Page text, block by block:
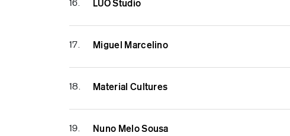
16. LUO Studio
17. Miguel Marcelino
18. Material Cultures
19. Nuno Melo Sousa